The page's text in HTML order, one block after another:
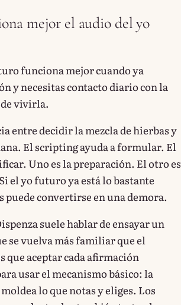
mejor el audio del yo
funciona mejor cuando ya
y necesitas contacto diario con la
vivirla.
entre decidir la mezcla de hierbas y
El scripting ayuda a formular. El
Uno es la preparación. El otro es
el yo futuro ya está lo bastante
puede convertirse en una demora.
suele hablar de ensayar un
se vuelva más familiar que el
que aceptar cada afirmación
usar el mecanismo básico: la
lo que notas y eliges. Los